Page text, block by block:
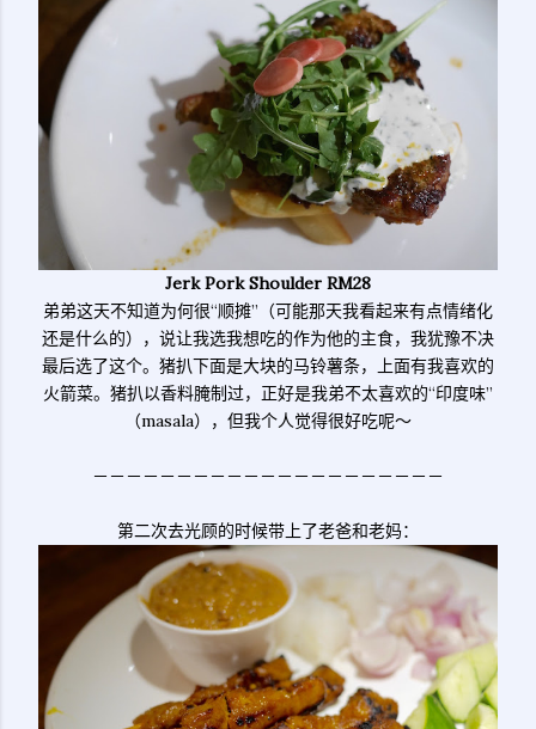
Jerk Pork Shoulder RM28
弟弟这天不知道为何很“顺摊”（可能那天我看起来有点情绪化
还是什么的），说让我选我想吃的作为他的主食，我犹豫不决
最后选了这个。猪扒下面是大块的马铃薯条，上面有我喜欢的
火箭菜。猪扒以香料腌制过，正好是我弟不太喜欢的“印度味”
（masala），但我个人觉得很好吃呢～
－－－－－－－－－－－－－－－－－－－－－
第二次去光顾的时候带上了老爸和老妈：